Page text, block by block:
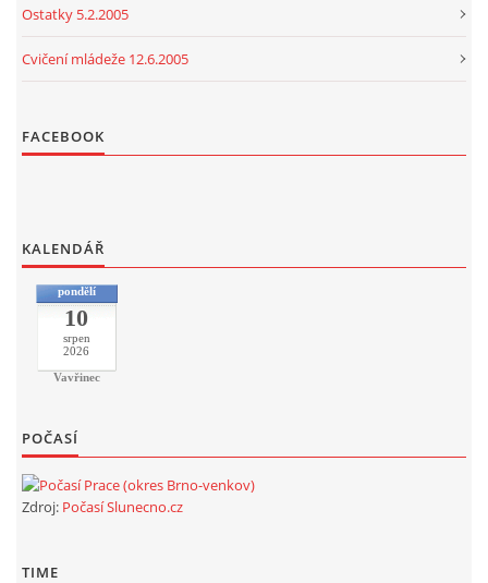
Ostatky 5.2.2005
Cvičení mládeže 12.6.2005
FACEBOOK
KALENDÁŘ
pondělí
10
srpen
2026
Vavřinec
POČASÍ
Zdroj: Počasí Slunecno.cz
TIME